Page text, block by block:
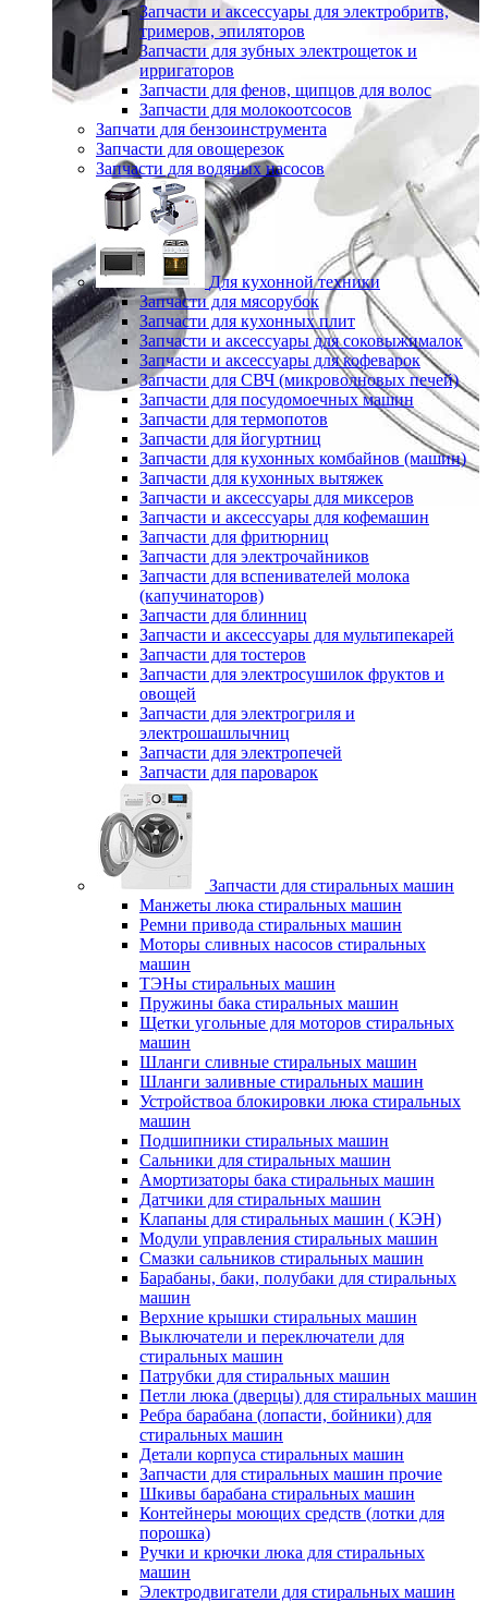
Запчасти и аксессуары для электробритв,
тримеров, эпиляторов
Запчасти для зубных электрощеток и
ирригаторов
Запчасти для фенов, щипцов для волос
Запчасти для молокоотсосов
Запчати для бензоинструмента
Запчасти для овощерезок
Запчасти для водяных насосов
Для кухонной техники
Запчасти для мясорубок
Запчасти для кухонных плит
Запчасти и аксессуары для соковыжималок
Запчасти и аксессуары для кофеварок
Запчасти для СВЧ (микроволновых печей)
Запчасти для посудомоечных машин
Запчасти для термопотов
Запчасти для йогуртниц
Запчасти для кухонных комбайнов (машин)
Запчасти для кухонных вытяжек
Запчасти и аксессуары для миксеров
Запчасти и аксессуары для кофемашин
Запчасти для фритюрниц
Запчасти для электрочайников
Запчасти для вспенивателей молока
(капучинаторов)
Запчасти для блинниц
Запчасти и аксессуары для мультипекарей
Запчасти для тостеров
Запчасти для электросушилок фруктов и
овощей
Запчасти для электрогриля и
электрошашлычниц
Запчасти для электропечей
Запчасти для пароварок
Запчасти для стиральных машин
Манжеты люка стиральных машин
Ремни привода стиральных машин
Моторы сливных насосов стиральных
машин
ТЭНы стиральных машин
Пружины бака стиральных машин
Щетки угольные для моторов стиральных
машин
Шланги сливные стиральных машин
Шланги заливные стиральных машин
Устройствоа блокировки люка стиральных
машин
Подшипники стиральных машин
Сальники для стиральных машин
Амортизаторы бака стиральных машин
Датчики для стиральных машин
Клапаны для стиральных машин ( КЭН)
Модули управления стиральных машин
Смазки сальников стиральных машин
Барабаны, баки, полубаки для стиральных
машин
Верхние крышки стиральных машин
Выключатели и переключатели для
стиральных машин
Патрубки для стиральных машин
Петли люка (дверцы) для стиральных машин
Ребра барабана (лопасти, бойники) для
стиральных машин
Детали корпуса стиральных машин
Запчасти для стиральных машин прочие
Шкивы барабана стиральных машин
Контейнеры моющих средств (лотки для
порошка)
Ручки и крючки люка для стиральных
машин
Электродвигатели для стиральных машин